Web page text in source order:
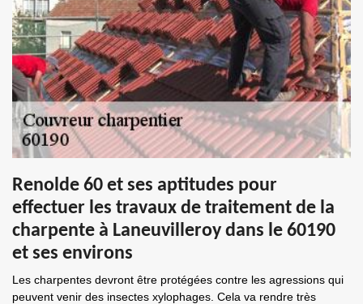
Renolde 60 et ses aptitudes pour
effectuer les travaux de traitement de la
charpente à Laneuvilleroy dans le 60190
et ses environs
Les charpentes devront être protégées contre les agressions qui
peuvent venir des insectes xylophages. Cela va rendre très